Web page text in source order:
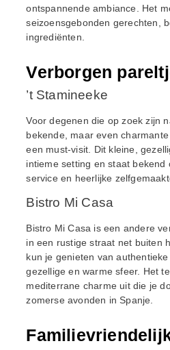
ontspannende ambiance. Het
seizoensgebonden gerechten,
ingrediënten.
Verborgen
’t Stamineeke
Voor degenen die op zoek zijn
bekende, maar even
een must-visit. Dit kleine,
intieme setting en staat bekend
service en heerlijke
Bistro Mi Casa
Bistro Mi Casa is een andere
in een rustige straat net buiten
kun je genieten van
gezellige en warme sfeer. Het
mediterrane charme uit die je
zomerse avonden in Spanje.